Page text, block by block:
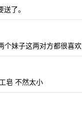
了。
个妹子这两对方都很喜欢
皂 不然太小